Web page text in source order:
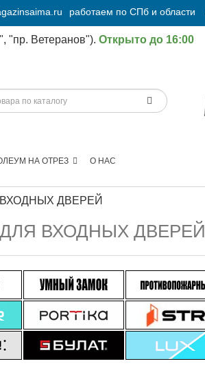
работаем по СПб и области
"пр. Ветеранов"). Открыто до 16:00
О НАС
НА ОТРЕЗ
ДВЕРЕЙ
ВХОДНЫХ ДВЕРЕЙ